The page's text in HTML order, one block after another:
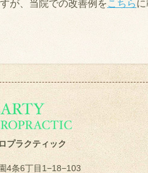
が、当院での改善例をこちら
プラクティック
4条6丁目1−18−103